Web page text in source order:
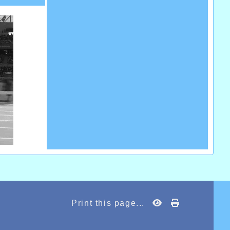
Print this page...